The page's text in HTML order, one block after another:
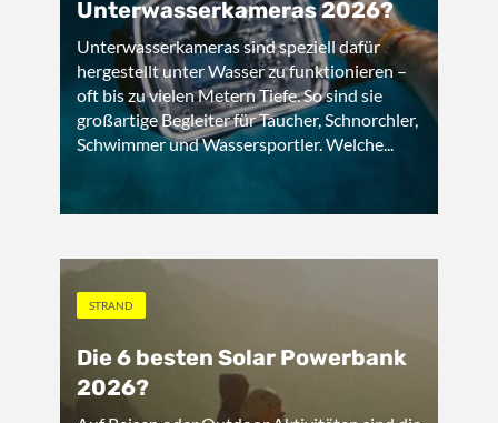
Unterwasserkameras 2026?
Unterwasserkameras sind speziell dafür
hergestellt unter Wasser zu funktionieren –
oft bis zu vielen Metern Tiefe. So sind sie
großartige Begleiter für Taucher, Schnorchler,
Schwimmer und Wassersportler. Welche...
STRAND
Die 6 besten Solar Powerbank
2026?